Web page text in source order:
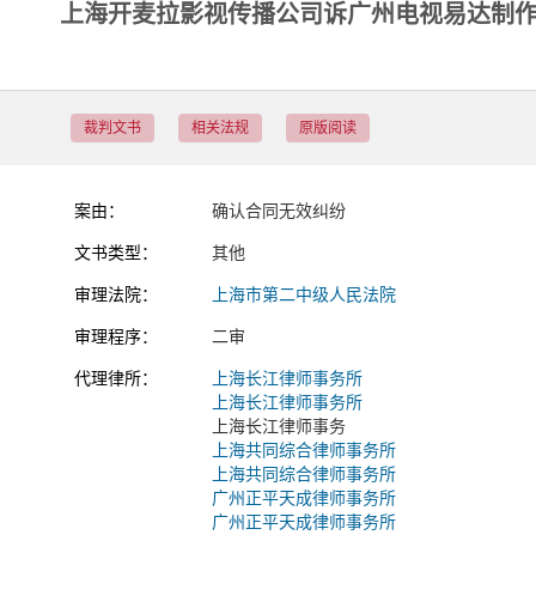
上海开麦拉影视传播公司诉广州电视易达制
裁判文书 相关法规 原版阅读
案由： 确认合同无效纠纷
文书类型： 其他
审理法院： 上海市第二中级人民法院
审理程序： 二审
代理律所：
上海长江律师事务所
上海长江律师事务所
上海长江律师事务
上海共同综合律师事务所
上海共同综合律师事务所
广州正平天成律师事务所
广州正平天成律师事务所